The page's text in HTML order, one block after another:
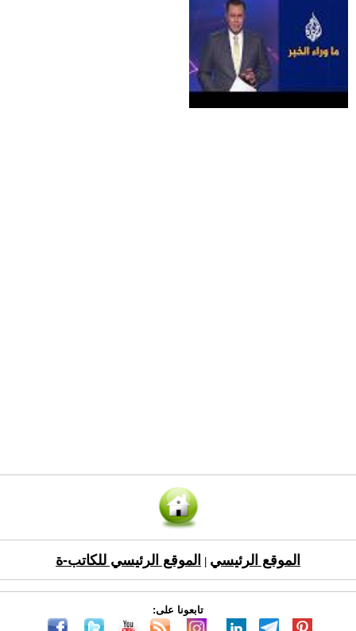
الموقع الرئيسي الموقع الرئيسي للكاتب-ة
تابعونا على: